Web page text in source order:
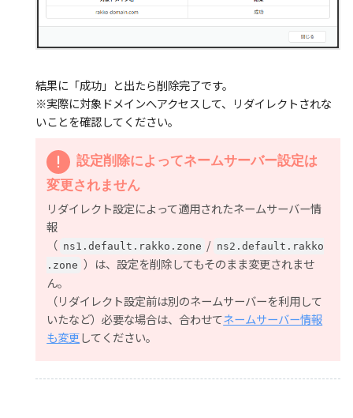
結果に「成功」と出たら削除完了です。
※実際に対象ドメインへアクセスして、リダイレクトされな
いことを確認してください。
設定削除によってネームサーバー設定は
変更されません
リダイレクト設定によって適用されたネームサーバー情
報
（ ns1.default.rakko.zone / ns2.default.rakko
.zone ）は、設定を削除してもそのまま変更されませ
ん。
（リダイレクト設定前は別のネームサーバーを利用して
いたなど）必要な場合は、合わせてネームサーバー情報
も変更してください。